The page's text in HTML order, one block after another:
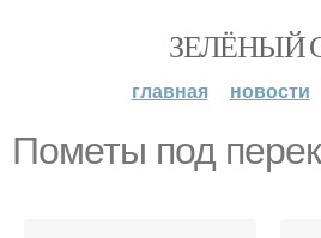
ЗЕЛЁНЫЙ
главная новости
Пометы под